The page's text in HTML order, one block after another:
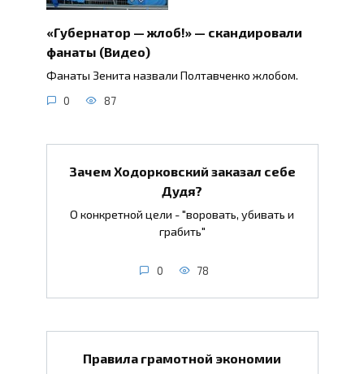
«Губернатор — жлоб!» — скандировали
фанаты (Видео)
Фанаты Зенита назвали Полтавченко жлобом.
0 87
Зачем Ходорковский заказал себе
Дудя?
О конкретной цели - "воровать, убивать и
грабить"
0 78
Правила грамотной экономии